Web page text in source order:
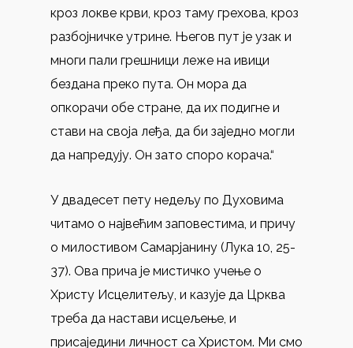
кроз локве крви, кроз таму грехова, кроз
разбојничке утрине. Његов пут је узак и
многи пали грешници леже на ивици
бездана преко пута. Он мора да
опкорачи обе стране, да их подигне и
стави на своја леђа, да би заједно могли
да напредују. Он зато споро корача.“
У двадесет пету недељу по Духовима
читамо о највећим заповестима, и причу
о милостивом Самарјанину (Лука 10, 25-
37). Ова прича је мистичко учење о
Христу Исцелитељу, и казује да Црква
треба да настави исцељење, и
присаједини личност са Христом. Ми смо